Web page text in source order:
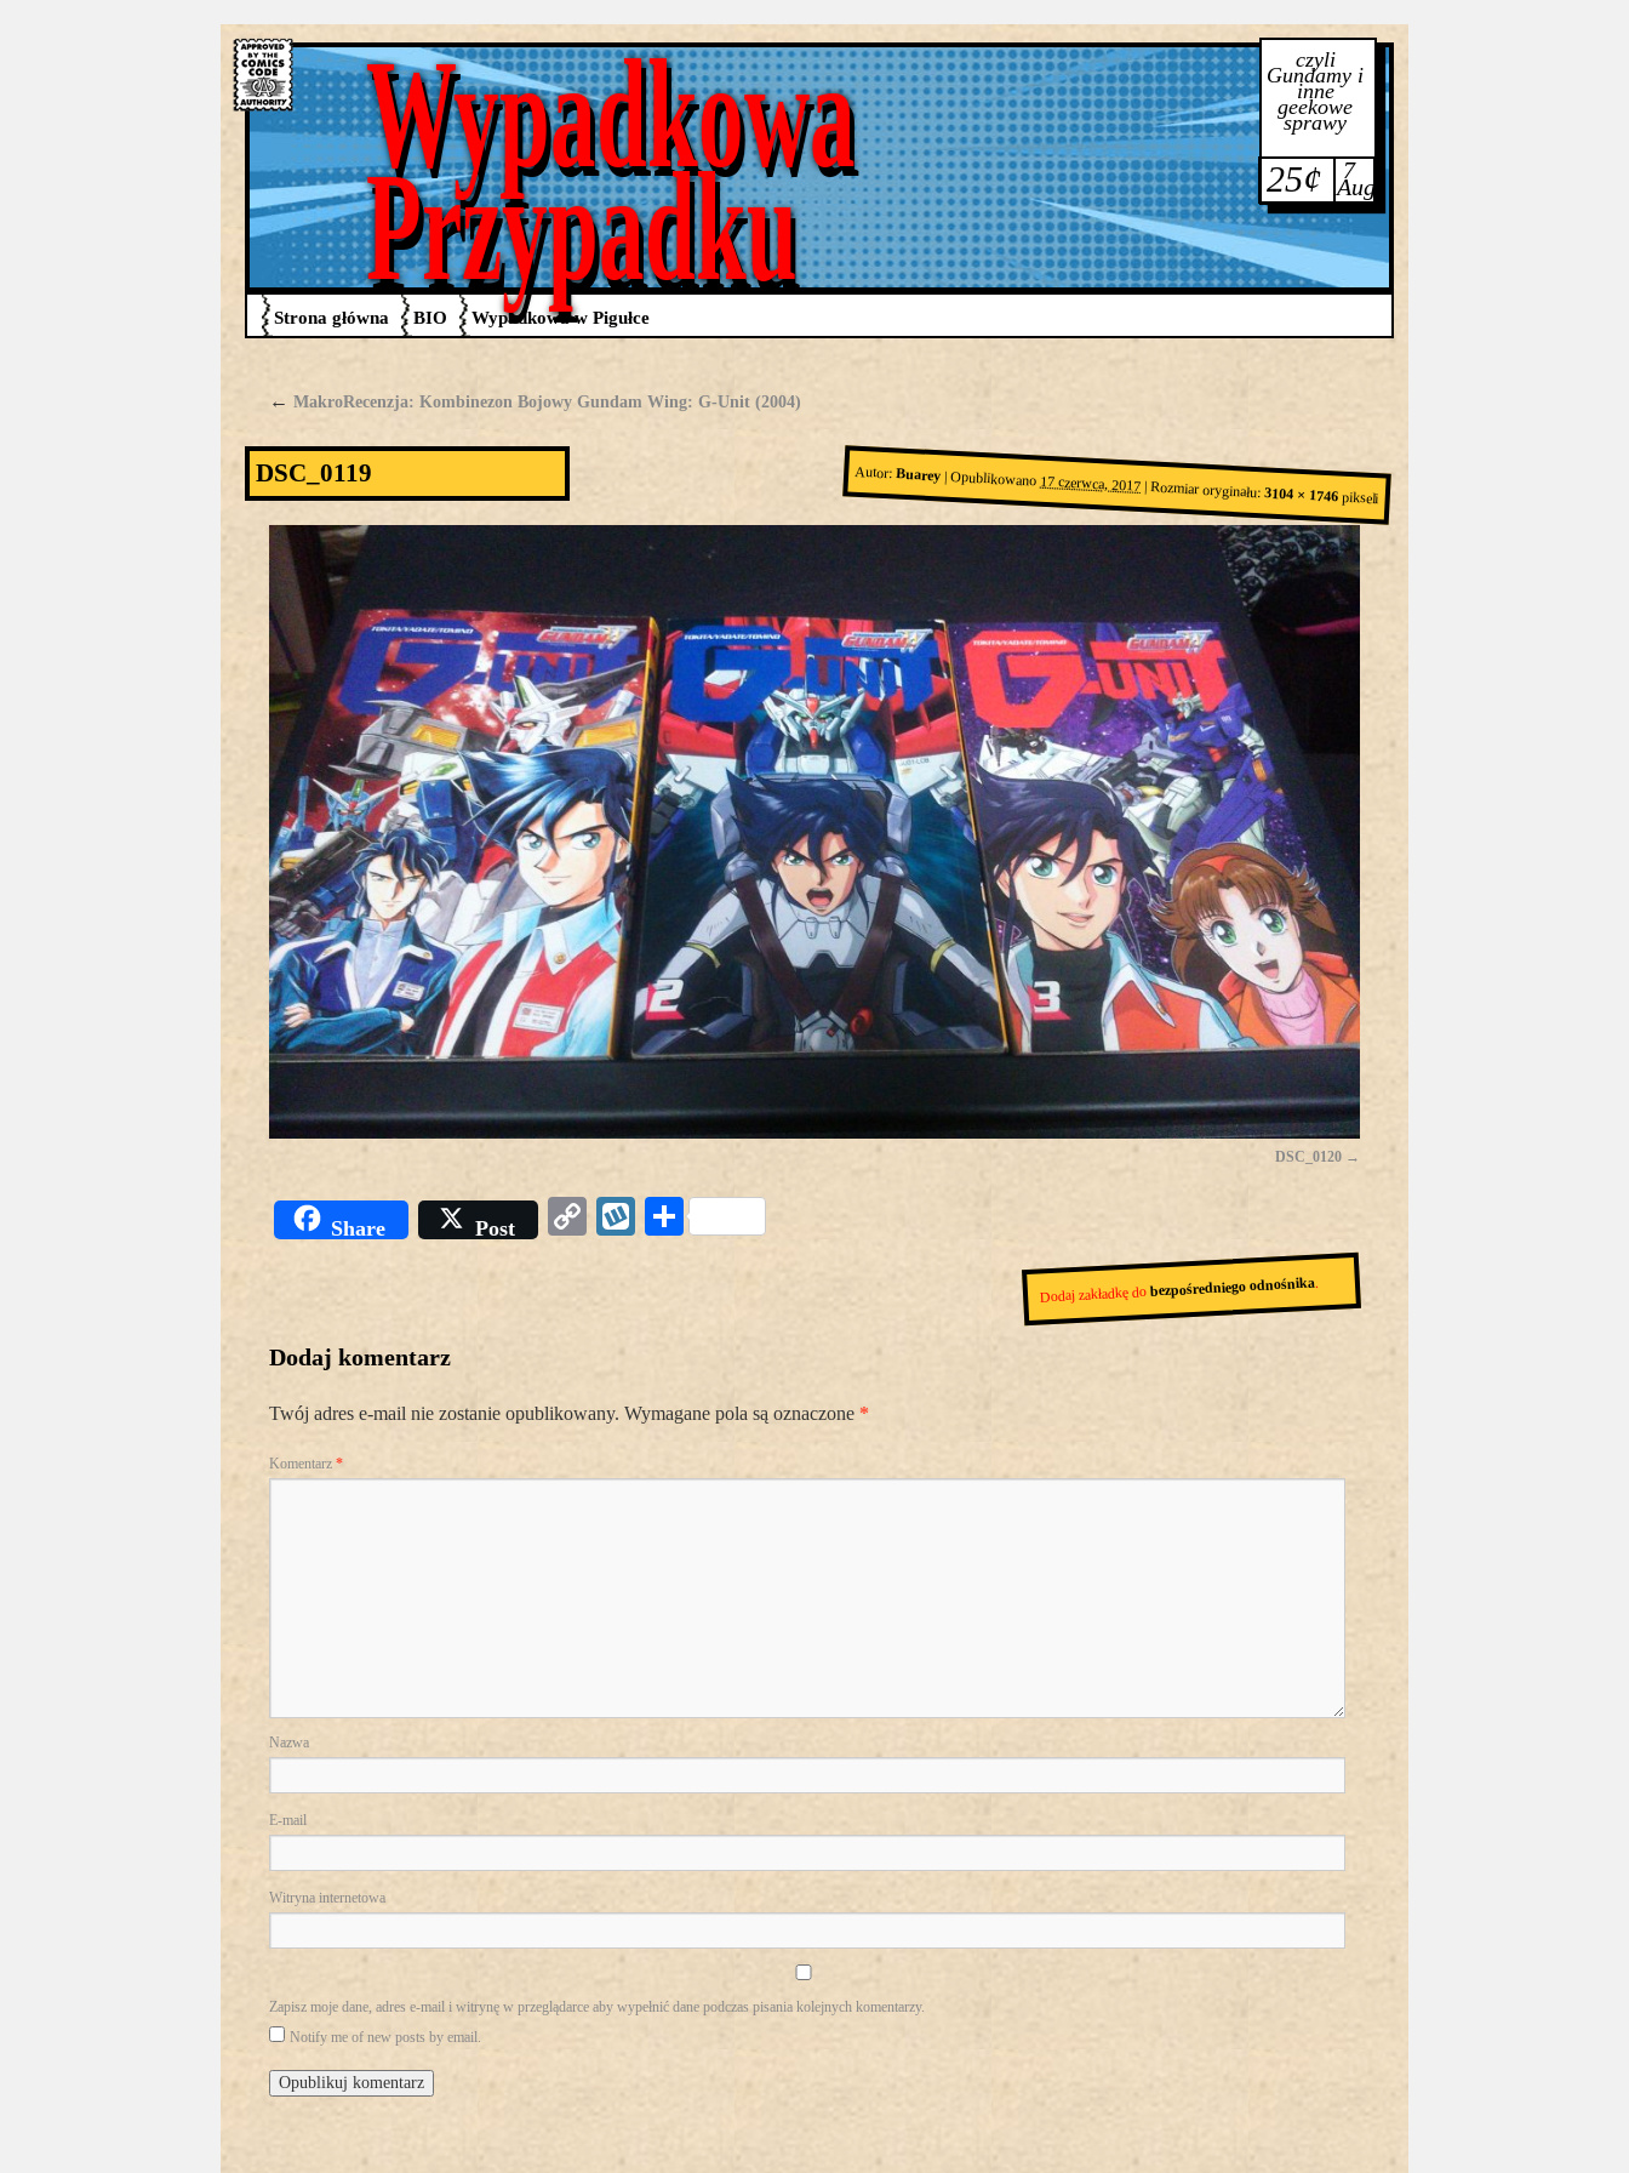
Wypadkowa
Przypadku
czyli
Gundamy i
inne
geekowe
sprawy
25¢ 7
Aug
Strona główna BIO Wypadkowa w Pigułce
← MakroRecenzja: Kombinezon Bojowy Gundam Wing: G-Unit (2004)
DSC_0119 Autor:Buarey | Opublikowano17 czerwca, 2017 |Rozmiar oryginału:3104 × 1746pikseli
DSC_0120
Share Post
CopyWykop
Podziel
Dodaj zakładkę dobezpośredniego odnośnika.
Dodaj komentarz
Twój adres e-mail nie zostanie opublikowany. Wymagane pola są oznaczone *
Komentarz *
Nazwa
E-mail
Witryna internetowa
Zapisz moje dane, adres e-mail i witrynę w przeglądarce aby wypełnić dane podczas pisania kolejnych komentarzy.
Notify me of new posts by email.